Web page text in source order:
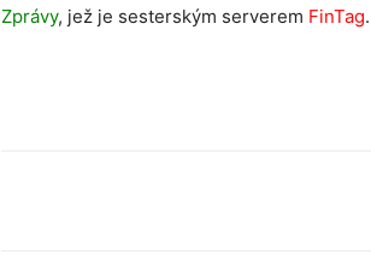
Zprávy, jež je sesterským serverem FinTag.